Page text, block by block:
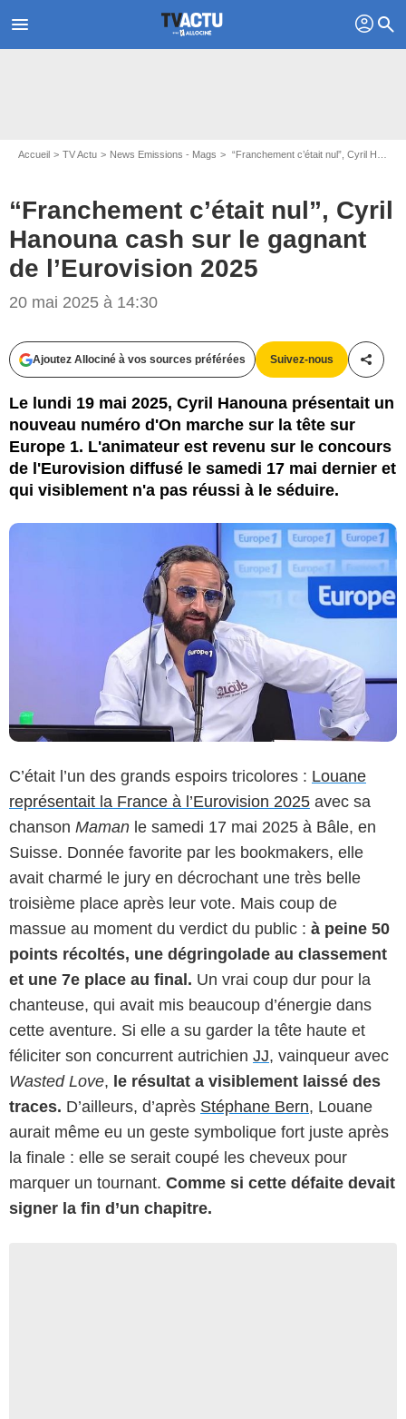
menu profil search
Accueil TV Actu News Emissions - Mags “Franchement c’était nul”, Cyril Hanouna cash sur le gagnant de l’Eurovision 2025
“Franchement c’était nul”, Cyril
Hanouna cash sur le gagnant
de l’Eurovision 2025
20 mai 2025 à 14:30
Ajoutez Allociné à vos sources préférées Suivez-nous
Le lundi 19 mai 2025, Cyril Hanouna présentait un
nouveau numéro d'On marche sur la tête sur
Europe 1. L'animateur est revenu sur le concours
de l'Eurovision diffusé le samedi 17 mai dernier et
qui visiblement n'a pas réussi à le séduire.
C’était l’un des grands espoirs tricolores : Louane
représentait la France à l’Eurovision 2025 avec sa
chanson Maman le samedi 17 mai 2025 à Bâle, en
Suisse. Donnée favorite par les bookmakers, elle
avait charmé le jury en décrochant une très belle
troisième place après leur vote. Mais coup de
massue au moment du verdict du public : à peine 50
points récoltés, une dégringolade au classement
et une 7e place au final. Un vrai coup dur pour la
chanteuse, qui avait mis beaucoup d’énergie dans
cette aventure. Si elle a su garder la tête haute et
féliciter son concurrent autrichien JJ, vainqueur avec
Wasted Love, le résultat a visiblement laissé des
traces. D’ailleurs, d’après Stéphane Bern, Louane
aurait même eu un geste symbolique fort juste après
la finale : elle se serait coupé les cheveux pour
marquer un tournant. Comme si cette défaite devait
signer la fin d’un chapitre.